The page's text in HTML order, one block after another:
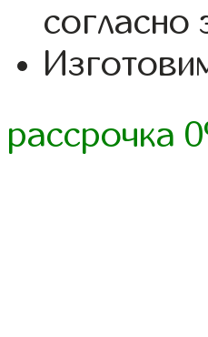
согласно
рассрочка